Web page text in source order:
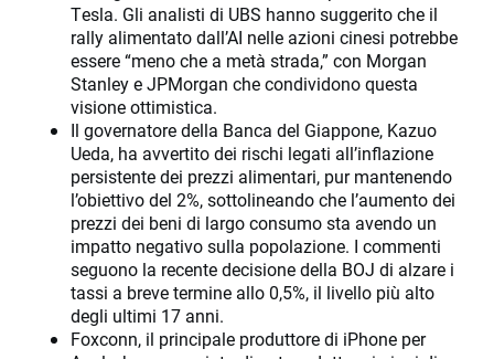
Tesla. Gli analisti di UBS hanno suggerito che il
rally alimentato dall’AI nelle azioni cinesi potrebbe
essere “meno che a metà strada,” con Morgan
Stanley e JPMorgan che condividono questa
visione ottimistica.
Il governatore della Banca del Giappone, Kazuo
Ueda, ha avvertito dei rischi legati all’inflazione
persistente dei prezzi alimentari, pur mantenendo
l’obiettivo del 2%, sottolineando che l’aumento dei
prezzi dei beni di largo consumo sta avendo un
impatto negativo sulla popolazione. I commenti
seguono la recente decisione della BOJ di alzare i
tassi a breve termine allo 0,5%, il livello più alto
degli ultimi 17 anni.
Foxconn, il principale produttore di iPhone per